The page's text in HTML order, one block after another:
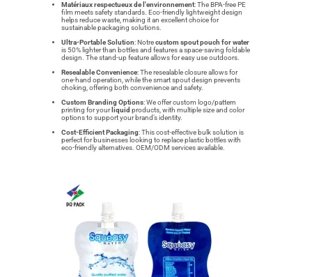
Matériaux respectueux de l'environnement: The BPA-free PE
film meets safety standards. Eco-friendly lightweight design
helps reduce waste, making it an excellent choice for
sustainable packaging solutions.
Ultra-Portable Solution: Notrecustom spout pouch for water
is 50% lighter than bottles and features a space-saving foldable
design. The stand-up feature allows for easy use outdoors.
Resealable Convenience: The resealable closure allows for
one-hand operation, while the smart spout design prevents
choking, offering both convenience and safety.
Custom Branding Options: We offer custom logo/pattern
printing for your liquid products, with multiple size and color
options to support your brand’s identity.
Cost-Efficient Packaging: This cost-effective bulk solution is
perfect for businesses looking to replace plastic bottles with
eco-friendly alternatives. OEM/ODM services available.